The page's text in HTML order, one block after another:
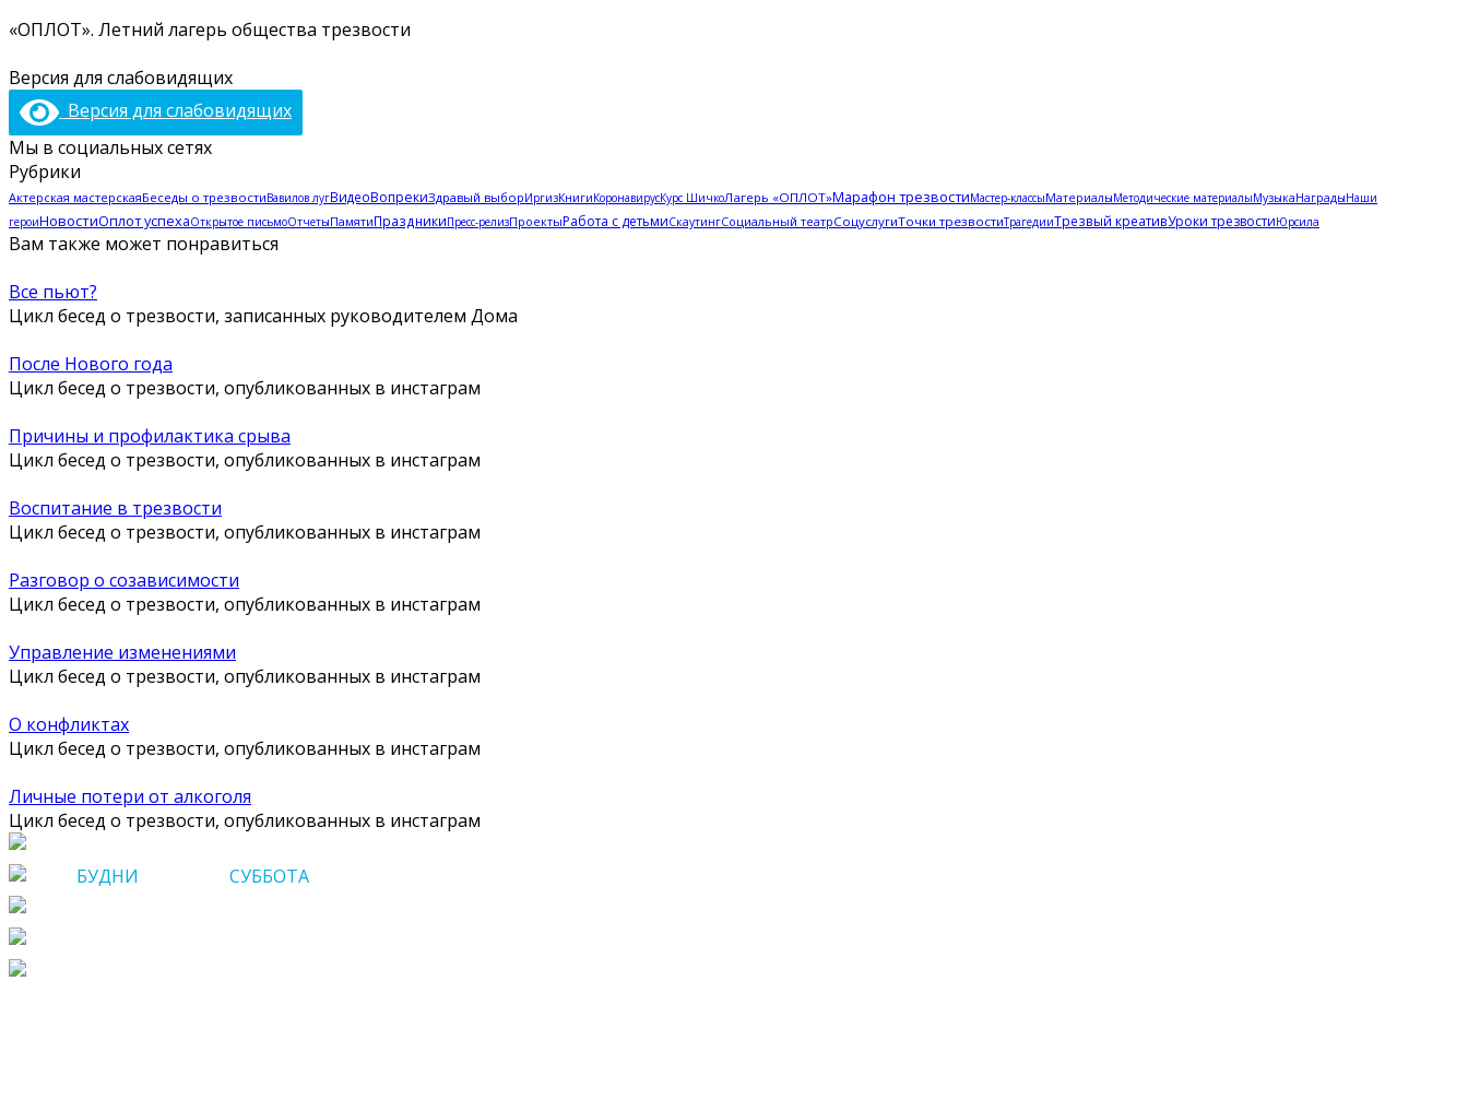
«ОПЛОТ». Летний лагерь общества трезвости
Версия для слабовидящих
Версия для слабовидящих
Мы в социальных сетях
Рубрики
Актерская мастерскаяБеседы о трезвостиВавилов лугВидеоВопрекиЗдравый выборИргизКнигиКоронавирусКурс ШичкоЛагерь «ОПЛОТ»Марафон трезвостиМастер-классыМатериалыМетодические материалыМузыкаНаградыНаши
героиНовостиОплот успехаОткрытое письмоОтчетыПамятиПраздникиПресс-релизПроектыРабота с детьмиСкаутингСоциальный театрСоцуслугиТочки трезвостиТрагедииТрезвый креативУроки трезвостиЮрсила
Вам также может понравиться
Все пьют?
Цикл бесед о трезвости, записанных руководителем Дома
После Нового года
Цикл бесед о трезвости, опубликованных в инстаграм
Причины и профилактика срыва
Цикл бесед о трезвости, опубликованных в инстаграм
Воспитание в трезвости
Цикл бесед о трезвости, опубликованных в инстаграм
Разговор о созависимости
Цикл бесед о трезвости, опубликованных в инстаграм
Управление изменениями
Цикл бесед о трезвости, опубликованных в инстаграм
О конфликтах
Цикл бесед о трезвости, опубликованных в инстаграм
Личные потери от алкоголя
Цикл бесед о трезвости, опубликованных в инстаграм
БУДНИ
СУББОТА